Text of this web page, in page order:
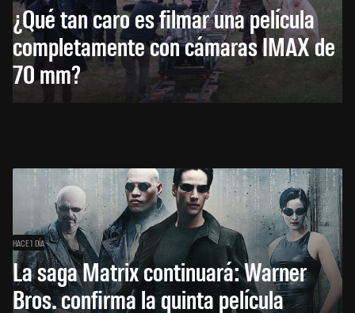
¿Qué tan caro es filmar una película
completamente con cámaras IMAX de
70 mm?
HACE 1 DÍA
La saga Matrix continuará: Warner
Bros. confirma la quinta película